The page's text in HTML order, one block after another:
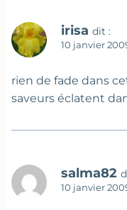
irisa dit :
10 janvier
rien de fade dans
saveurs éclatent
salma82
10 janvier